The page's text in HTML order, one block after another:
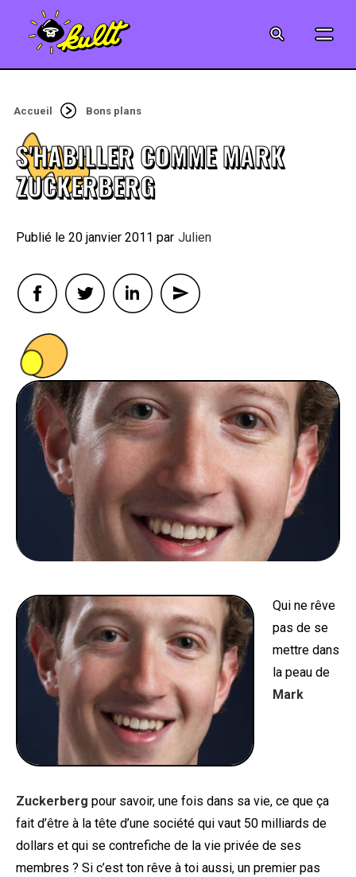
MUSIQUE
JEUX-VIDÉO
PEOPLE
FOOD
BONS PLANS
SOUTENEZ KULTT
Accueil Bons plans
S'HABILLER COMME MARK
ZUCKERBERG
20 janvier 2011 By Julien
Qui ne rêve
pas de se
mettre dans
la peau de
Mark
Zuckerberg pour savoir, une fois dans sa vie, ce que ça
fait d’être à la tête d’une société qui vaut 50 milliards de
dollars et qui se contrefiche de la vie privée de ses
membres ? Si c’est ton rêve à toi aussi, un premier pas